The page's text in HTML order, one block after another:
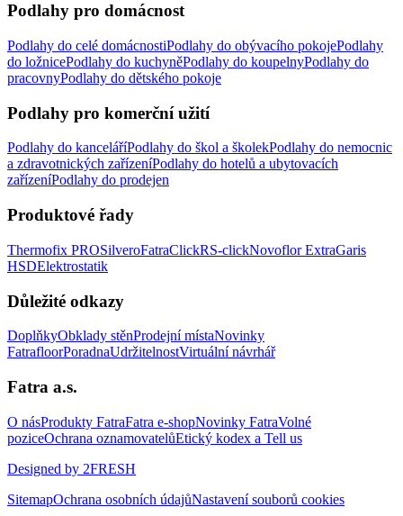
Podlahy pro domácnost
Podlahy do celé domácnostiPodlahy do obývacího pokojePodlahy
do ložnicePodlahy do kuchyněPodlahy do koupelnyPodlahy do
pracovnyPodlahy do dětského pokoje
Podlahy pro komerční užití
Podlahy do kanceláříPodlahy do škol a školekPodlahy do nemocnic
a zdravotnických zařízeníPodlahy do hotelů a ubytovacích
zařízeníPodlahy do prodejen
Produktové řady
Thermofix PROSilveroFatraClickRS-clickNovoflor ExtraGaris
HSDElektrostatik
Důležité odkazy
DoplňkyObklady stěnProdejní místaNovinky
FatrafloorPoradnaUdržitelnostVirtuální návrhář
Fatra a.s.
O násProdukty FatraFatra e-shopNovinky FatraVolné
poziceOchrana oznamovatelůEtický kodex a Tell us
Designed by 2FRESH
SitemapOchrana osobních údajůNastavení souborů cookies